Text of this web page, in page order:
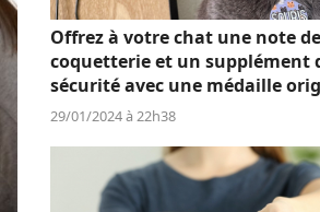
Offrez à votre chat une note de
coquetterie et un supplément
sécurité avec une médaille
et personnalisée
29/01/2024 à 22h38